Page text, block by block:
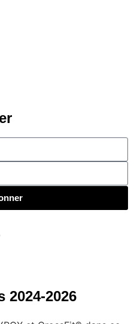
2024-2026